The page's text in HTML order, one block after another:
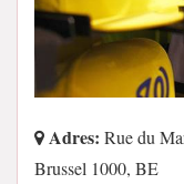
Adres: Rue du
Brussel 1000, BE